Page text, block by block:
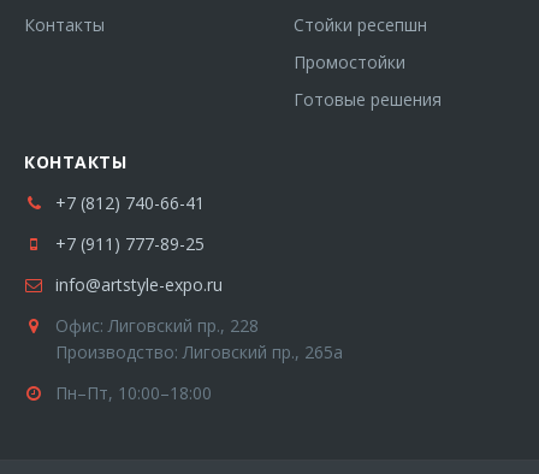
Контакты
Стойки ресепшн
Промостойки
Готовые решения
КОНТАКТЫ
+7 (812) 740-66-41
+7 (911) 777-89-25
info@artstyle-expo.ru
Офис: Лиговский пр., 228
Производство: Лиговский пр., 265а
Пн–Пт, 10:00–18:00